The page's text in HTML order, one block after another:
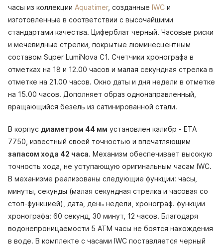
часы из коллекции Aquatimer, созданные IWC и
изготовленные в соответствии с высочайшими
стандартами качества. Циферблат черный. Часовые риски
и мечевидные стрелки, покрытые люминесцентным
составом Super LumiNova С1. Счетчики хронографа в
отметках на 18 и 12.00 часов и малая секундная стрелка в
отметке на 21.00 часов. Окно даты и дня недели в отметке
на 15.00 часов. Дополняет образ однонаправленный,
вращающийся безель из сатинированной стали.
В корпус диаметром 44 мм установлен калибр - ETA
7750, известный своей точностью и впечатляющим
запасом хода 42 часа. Механизм обеспечивает высокую
точность хода, не уступающую оригинальным часам IWC.
В механизме реализованы следующие функции: часы,
минуты, секунды (малая секундная стрелка и часовая со
стоп-функцией), дата, день недели, хронограф. функции
хронографа: 60 секунд, 30 минут, 12 часов. Благодаря
водонепроницаемости 5 АТМ часы не боятся нахождения
в воде. В комплекте с часами IWC поставляется черный